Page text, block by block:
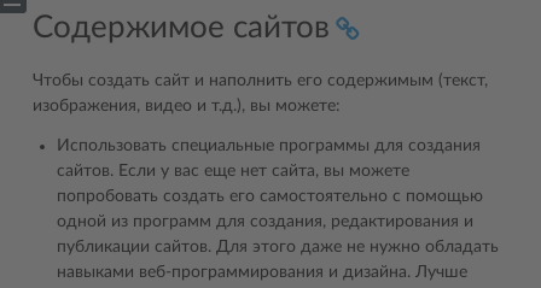
Содержимое сайтов
Чтобы создать сайт и наполнить его содержимым (текст,
изображения, видео и т.д.), вы можете:
Использовать специальные программы для создания
сайтов. Если у вас еще нет сайта, вы можете
попробовать создать его самостоятельно с помощью
одной из программ для создания, редактирования и
публикации сайтов. Для этого даже не нужно обладать
навыками веб-программирования и дизайна. Лучше